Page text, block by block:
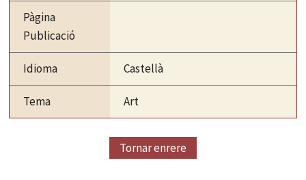
Pàgina
Publicació
Idioma Castellà
Tema Art
Tornar enrere